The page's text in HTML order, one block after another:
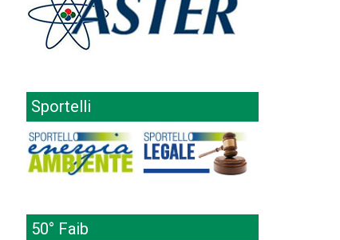
Sportelli
50° Faib